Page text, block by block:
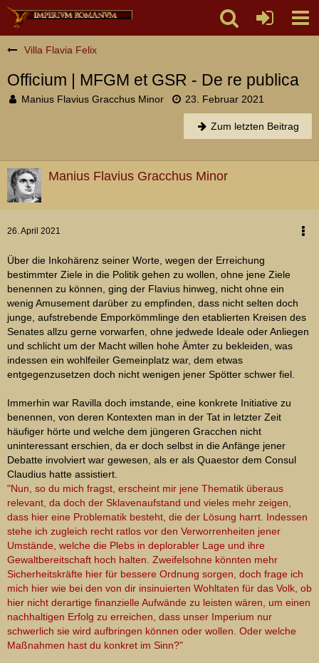
Villa Flavia Felix
Officium | MFGM et GSR - De re publica
Manius Flavius Gracchus Minor 23. Februar 2021
Zum letzten Beitrag
Manius Flavius Gracchus Minor
26. April 2021
Über die Inkohärenz seiner Worte, wegen der Erreichung
bestimmter Ziele in die Politik gehen zu wollen, ohne jene Ziele
benennen zu können, ging der Flavius hinweg, nicht ohne ein
wenig Amusement darüber zu empfinden, dass nicht selten doch
junge, aufstrebende Emporkömmlinge den etablierten Kreisen des
Senates allzu gerne vorwarfen, ohne jedwede Ideale oder Anliegen
und schlicht um der Macht willen hohe Ämter zu bekleiden, was
indessen ein wohlfeiler Gemeinplatz war, dem etwas
entgegenzusetzen doch nicht wenigen jener Spötter schwer fiel.
Immerhin war Ravilla doch imstande, eine konkrete Initiative zu
benennen, von deren Kontexten man in der Tat in letzter Zeit
häufiger hörte und welche dem jüngeren Gracchen nicht
uninteressant erschien, da er doch selbst in die Anfänge jener
Debatte involviert war gewesen, als er als Quaestor dem Consul
Claudius hatte assistiert.
"Nun, so du mich fragst, erscheint mir jene Thematik überaus
relevant, da doch der Sklavenaufstand und vieles mehr zeigen,
dass hier eine Problematik besteht, die der Lösung harrt. Indessen
stehe ich zugleich recht ratlos vor den Verworrenheiten jener
Umstände, welche die Plebs in deplorabler Lage und ihre
Gewaltbereitschaft hoch halten. Zweifelsohne könnten mehr
Sicherheitskräfte hier für bessere Ordnung sorgen, doch frage ich
mich hier wie bei den von dir insinuierten Wohltaten für das Volk, ob
hier nicht derartige finanzielle Aufwände zu leisten wären, um einen
nachhaltigen Erfolg zu erreichen, dass unser Imperium nur
schwerlich sie wird aufbringen können oder wollen. Oder welche
Maßnahmen hast du konkret im Sinn?"